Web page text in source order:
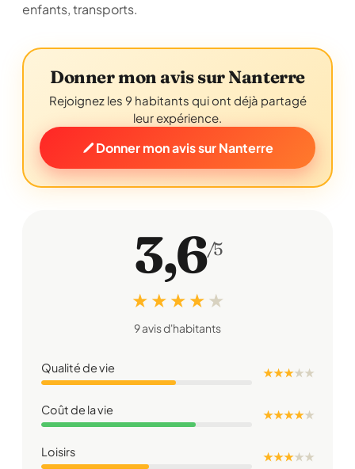
enfants, transports.
Donner mon avis sur Nanterre
Rejoignez les 9 habitants qui ont déjà partagé
leur expérience.
Donner mon avis sur Nanterre
3,6/5
★ ★ ★ ★ ★
9 avis d'habitants
Qualité de vie ★ ★ ★★★
Coût de la vie ★ ★ ★ ★★
Loisirs ★ ★ ★★★